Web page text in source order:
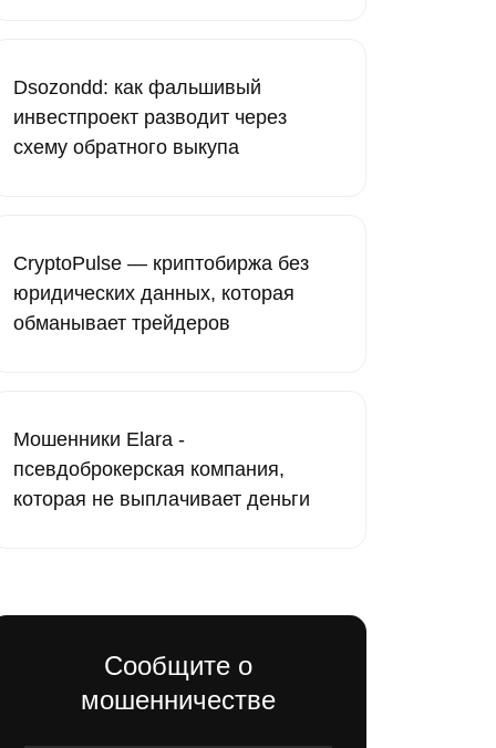
Dsozondd: как фальшивый
инвестпроект разводит через
схему обратного выкупа
CryptoPulse — криптобиржа без
юридических данных, которая
обманывает трейдеров
Мошенники Elara -
псевдоброкерская компания,
которая не выплачивает деньги
Сообщите о
мошенничестве